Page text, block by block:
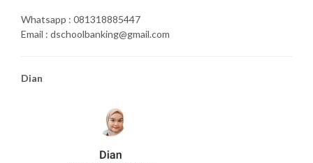
Whatsapp : 081318885447
Email : dschoolbanking@gmail.com
Dian